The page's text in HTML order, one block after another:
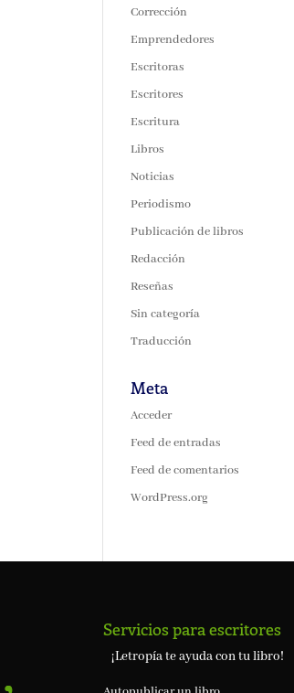
Corrección
Emprendedores
Escritoras
Escritores
Escritura
Libros
Noticias
Periodismo
Publicación de libros
Redacción
Reseñas
Sin categoría
Traducción
Meta
Acceder
Feed de entradas
Feed de comentarios
WordPress.org
Servicios para escritores
¡Letropía te ayuda con tu libro!